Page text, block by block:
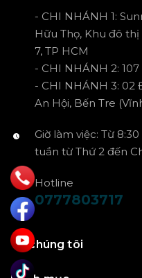
- CHI NHÁNH 1:
Hữu Thọ, Khu đô thị
7, TP HCM
- CHI NHÁNH 2: 107
- CHI NHÁNH 3: 02
An Hội, Bến Tre
Giờ làm việc: Từ
tuần từ Thứ 2 đến
Hotline
0777803717
Về chúng tôi